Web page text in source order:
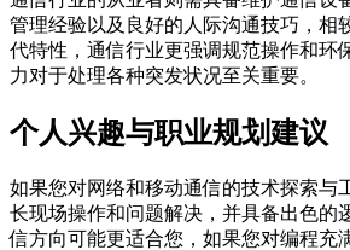
管理经验以及良好的人际沟通技巧，相
代特性，通信行业更强调规范操作和环
力对于处理各种突发状况至关重要。
个人兴趣与职业规划建议
如果您对网络和移动通信的技术探索与
长现场操作和问题解决，并具备出色的
信方向可能更适合您，如果您对编程充